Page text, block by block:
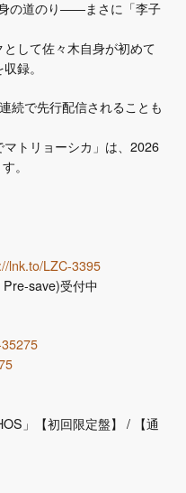
の道のり――まさに「李子
して佐々木自身が初めて
録。
続で先行配信されることも
トリョーシカ」は、2026
。
lnk.to/LZC-3395
save)受付中
」【初回限定盤】 / 【通